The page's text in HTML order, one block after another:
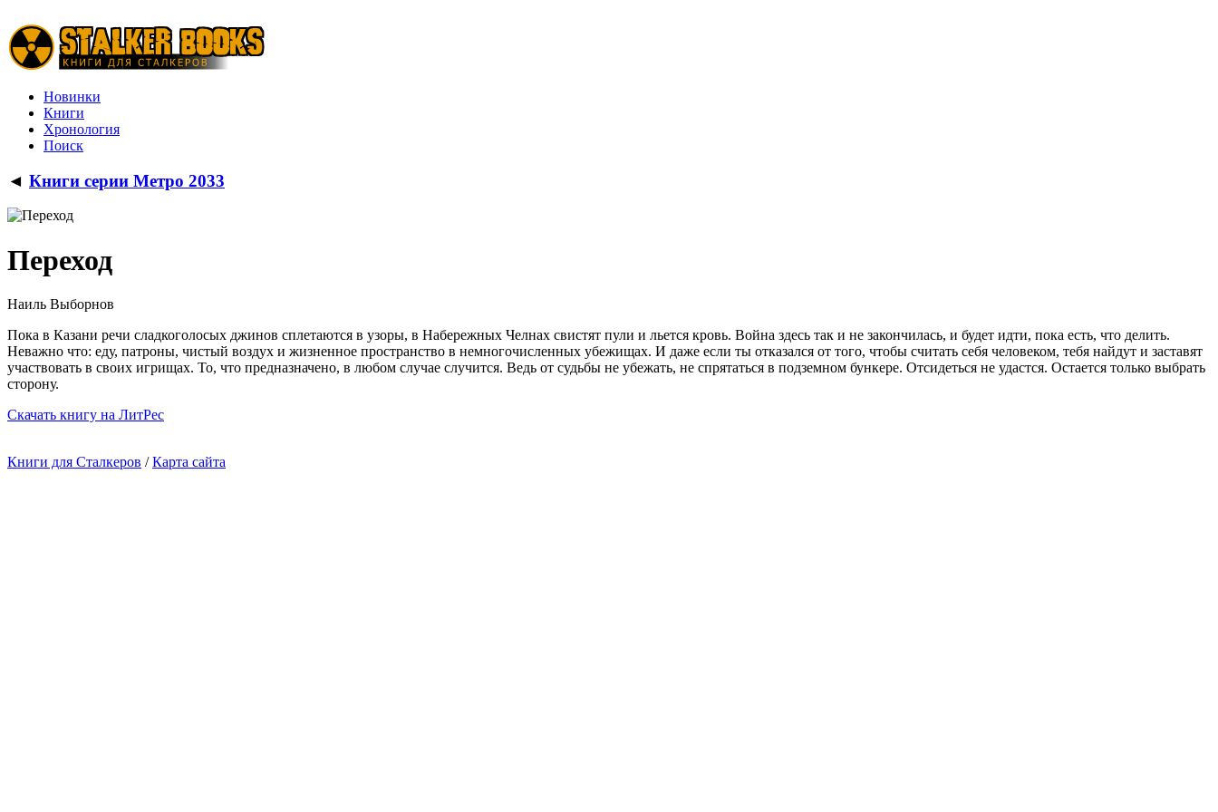
Новинки
Книги
Хронология
Поиск
◄ Книги серии Метро 2033
Переход
Наиль Выборнов
Пока в Казани речи сладкоголосых джинов сплетаются в узоры, в Набережных Челнах свистят пули и льется кровь. Война здесь так и не закончилась, и будет идти, пока есть, что делить.
Неважно что: еду, патроны, чистый воздух и жизненное пространство в немногочисленных убежищах. И даже если ты отказался от того, чтобы считать себя человеком, тебя найдут и заставят
участвовать в своих игрищах. То, что предназначено, в любом случае случится. Ведь от судьбы не убежать, не спрятаться в подземном бункере. Отсидеться не удастся. Остается только выбрать
сторону.
Cкачать книгу на ЛитРес
Книги для Сталкеров /Карта сайта